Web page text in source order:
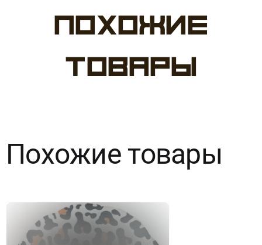
Шар
Похожие
товары
Похожие товары